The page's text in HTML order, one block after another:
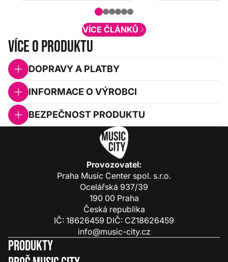
VÍCE ČLÁNKŮ
Více o produktu
DOPRAVY A PLATBY
INFORMACE O VÝROBCI
BEZPEČNOST PRODUKTU
Provozovatel:
Praha Music Center spol. s.r.o.
Ocelářská 937/39
190 00 Praha
Česká republika
IČ: 18626459 DIČ: CZ18626459
info@music-city.cz
Produkty